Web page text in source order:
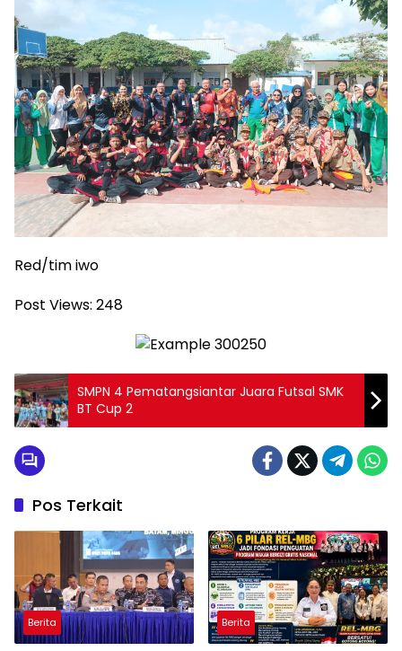
Red/tim iwo
Post Views: 248
SMPN 4 Pematangsiantar Juara Futsal SMK
BT Cup 2
Pos Terkait
Berita Berita